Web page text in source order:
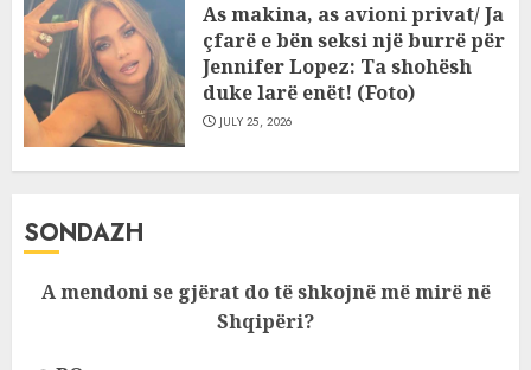
As makina, as avioni privat/ Ja
çfarë e bën seksi një burrë për
Jennifer Lopez: Ta shohësh
duke larë enët! (Foto)
JULY 25, 2026
SONDAZH
A mendoni se gjërat do të shkojnë më mirë në
Shqipëri?